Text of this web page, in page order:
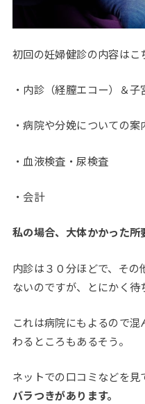
初回の妊婦健診の内容はこ
・内診（経膣エコー）＆
・病院や分娩についての
・血液検査・尿検査
・会計
私の場合、大体かかった所
内診は３０分ほどで、その
ないのですが、とにかく待
これは病院にもよるので
わるところもあるそう。
ネットでの口コミなどを見
バラつきがあります。